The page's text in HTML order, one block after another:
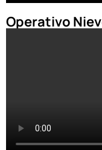
Operativo